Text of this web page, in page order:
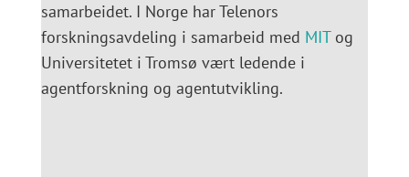
samarbeidet. I Norge har Telenors
forskningsavdeling i samarbeid med MITog
Universitetet i Tromsø vært ledende i
agentforskning og agentutvikling.